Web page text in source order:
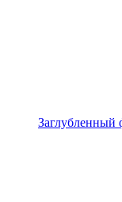
Заглубленный